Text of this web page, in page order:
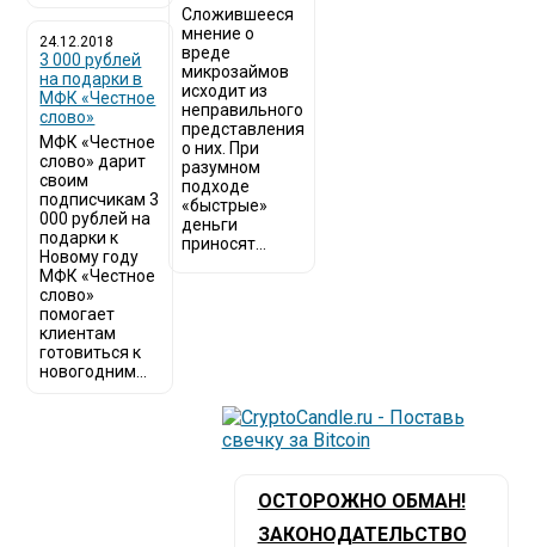
24.12.2018
3 000 рублей
на подарки в
МФК «Честное
слово»
МФК «Честное
слово» дарит
своим
подписчикам 3
000 рублей на
подарки к
Новому году
МФК «Честное
слово»
помогает
клиентам
готовиться к
новогодним...
Сложившееся
мнение о
вреде
микрозаймов
исходит из
неправильного
представления
о них. При
разумном
подходе
«быстрые»
деньги
приносят...
ОСТОРОЖНО ОБМАН!
ЗАКОНОДАТЕЛЬСТВО